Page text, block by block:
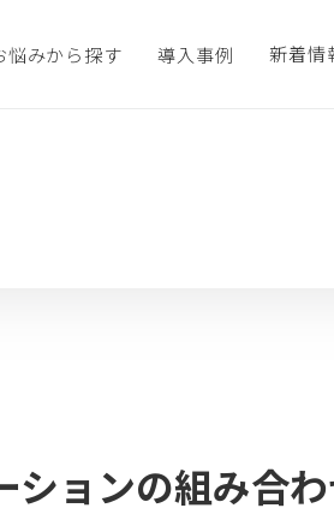
悩みから探す 導入事例 新着情
ションの組み合